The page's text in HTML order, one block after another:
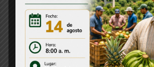
Estos fueron los resultados
Encuentro Departamental de
Cultura de los Juegos del
30 julio, 2026